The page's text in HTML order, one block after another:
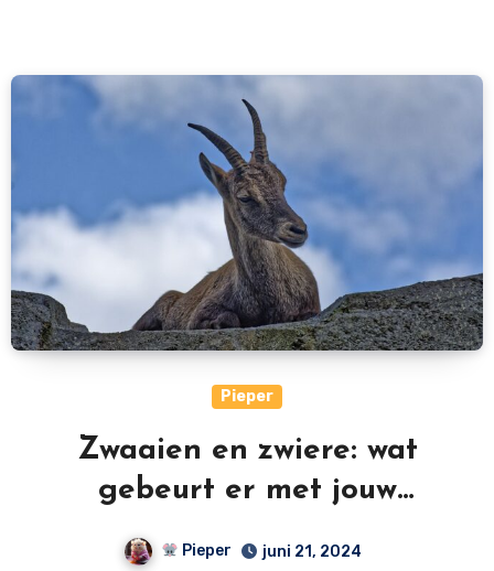
Pieper
Zwaaien en zwiere: wat
gebeurt er met jouw
bewegingsenergie?
Pieper juni 21, 2024